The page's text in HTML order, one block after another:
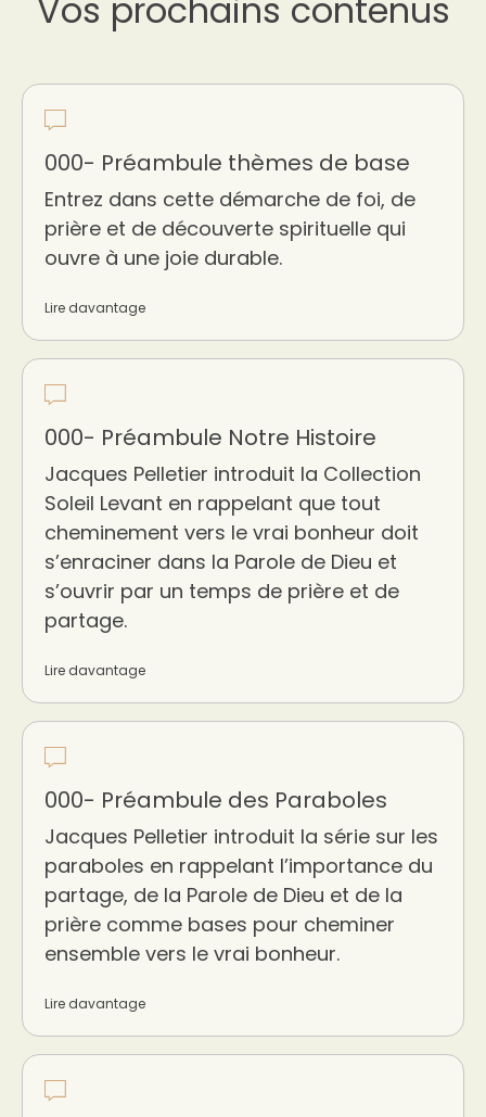
Vos prochains contenus
000- Préambule thèmes de base
Entrez dans cette démarche de foi, de
prière et de découverte spirituelle qui
ouvre à une joie durable.
Lire davantage
000- Préambule Notre Histoire
Jacques Pelletier introduit la Collection
Soleil Levant en rappelant que tout
cheminement vers le vrai bonheur doit
s’enraciner dans la Parole de Dieu et
s’ouvrir par un temps de prière et de
partage.
Lire davantage
000- Préambule des Paraboles
Jacques Pelletier introduit la série sur les
paraboles en rappelant l’importance du
partage, de la Parole de Dieu et de la
prière comme bases pour cheminer
ensemble vers le vrai bonheur.
Lire davantage